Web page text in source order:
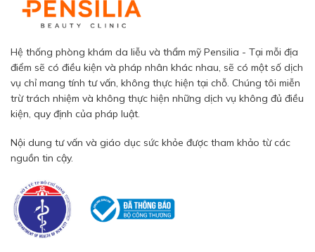
Hệ thống phòng khám da liễu và thẩm mỹ Pensilia - Tại mỗi địa
điểm sẽ có điều kiện và pháp nhân khác nhau, sẽ có một số dịch
vụ chỉ mang tính tư vấn, không thực hiện tại chỗ. Chúng tôi miễn
trừ trách nhiệm và không thực hiện những dịch vụ không đủ điều
kiện, quy định của pháp luật.
Nội dung tư vấn và giáo dục sức khỏe được tham khảo từ các
nguồn tin cậy.